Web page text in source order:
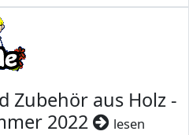
Zubehör aus Holz -
2022
lesen